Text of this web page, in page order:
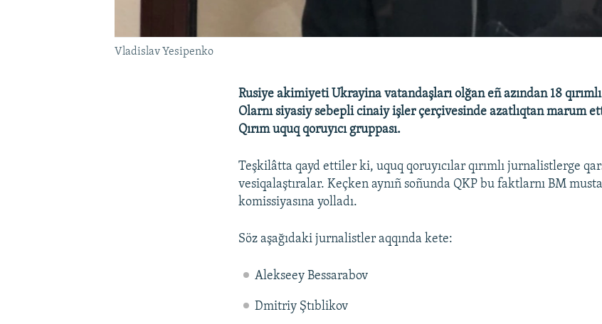
Vladislav Yesipenko
Rusiye akimiyeti Ukrayina vatandaşları olğan eñ azından 18
Olarnı siyasiy sebepli cinaiy işler çerçivesinde azatlıqtan marum
Qırım uquq qoruyıcı gruppası.
Teşkilâtta qayd ettiler ki, uquq qoruyıcılar qırımlı jurnalistlerge
vesiqalaştıralar. Keçken aynıñ soñunda QKP bu faktlarnı BM
komissiyasına yolladı.
Söz aşağıdaki jurnalistler aqqında kete:
Alekseey Bessarabov
Dmitriy Ştıblikov